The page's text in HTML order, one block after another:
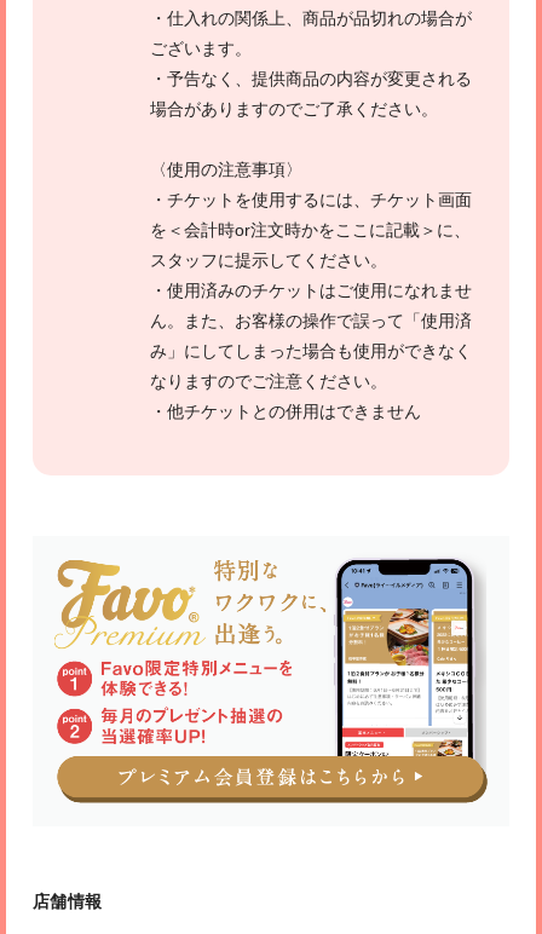
・仕入れの関係上、商品が品切れの場合が
ございます。
・予告なく、提供商品の内容が変更される
場合がありますのでご了承ください。
〈使用の注意事項〉
・チケットを使用するには、チケット画面
を＜会計時or注文時かをここに記載＞に、
スタッフに提示してください。
・使用済みのチケットはご使用になれませ
ん。また、お客様の操作で誤って「使用済
み」にしてしまった場合も使用ができなく
なりますのでご注意ください。
・他チケットとの併用はできません
店舗情報